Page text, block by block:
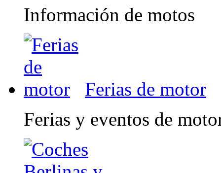
Información de motos
Ferias de motor
Ferias y eventos de